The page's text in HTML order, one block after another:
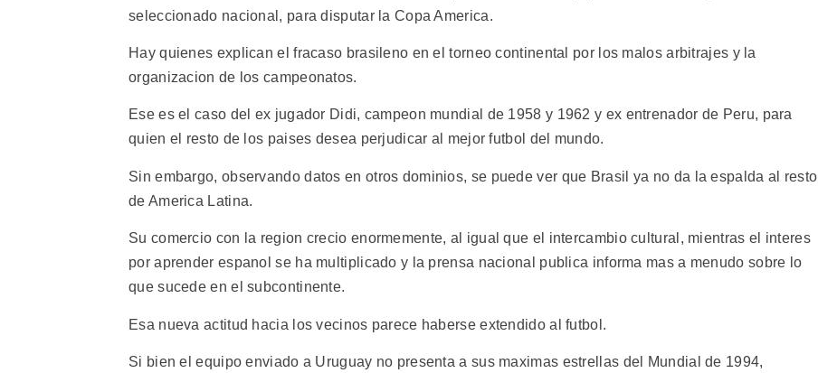
seleccionado nacional, para disputar la Copa America.
Hay quienes explican el fracaso brasileno en el torneo continental por los malos arbitrajes y la
organizacion de los campeonatos.
Ese es el caso del ex jugador Didi, campeon mundial de 1958 y 1962 y ex entrenador de Peru, para
quien el resto de los paises desea perjudicar al mejor futbol del mundo.
Sin embargo, observando datos en otros dominios, se puede ver que Brasil ya no da la espalda al resto
de America Latina.
Su comercio con la region crecio enormemente, al igual que el intercambio cultural, mientras el interes
por aprender espanol se ha multiplicado y la prensa nacional publica informa mas a menudo sobre lo
que sucede en el subcontinente.
Esa nueva actitud hacia los vecinos parece haberse extendido al futbol.
Si bien el equipo enviado a Uruguay no presenta a sus maximas estrellas del Mundial de 1994,